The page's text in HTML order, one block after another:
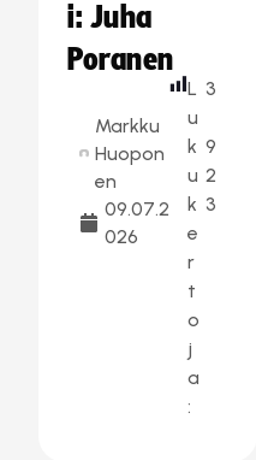
i: Juha
Poranen
Markku
Huopon
en
09.07.2
026
L
u
k
u
k
e
r
t
o
j
a
:
3
9
2
3